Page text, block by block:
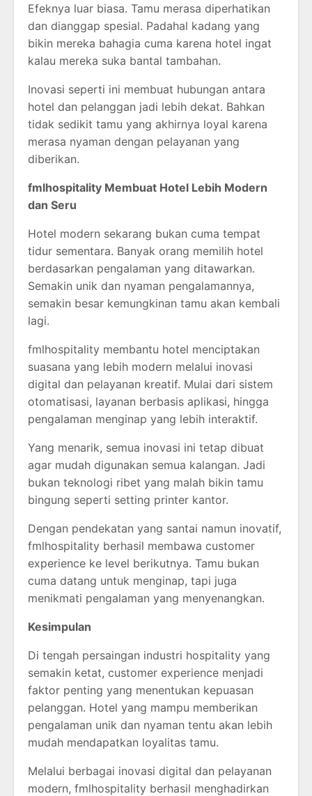
Efeknya luar biasa. Tamu merasa diperhatikan
dan dianggap spesial. Padahal kadang yang
bikin mereka bahagia cuma karena hotel ingat
kalau mereka suka bantal tambahan.
Inovasi seperti ini membuat hubungan antara
hotel dan pelanggan jadi lebih dekat. Bahkan
tidak sedikit tamu yang akhirnya loyal karena
merasa nyaman dengan pelayanan yang
diberikan.
fmlhospitality Membuat Hotel Lebih Modern
dan Seru
Hotel modern sekarang bukan cuma tempat
tidur sementara. Banyak orang memilih hotel
berdasarkan pengalaman yang ditawarkan.
Semakin unik dan nyaman pengalamannya,
semakin besar kemungkinan tamu akan kembali
lagi.
fmlhospitality membantu hotel menciptakan
suasana yang lebih modern melalui inovasi
digital dan pelayanan kreatif. Mulai dari sistem
otomatisasi, layanan berbasis aplikasi, hingga
pengalaman menginap yang lebih interaktif.
Yang menarik, semua inovasi ini tetap dibuat
agar mudah digunakan semua kalangan. Jadi
bukan teknologi ribet yang malah bikin tamu
bingung seperti setting printer kantor.
Dengan pendekatan yang santai namun inovatif,
fmlhospitality berhasil membawa customer
experience ke level berikutnya. Tamu bukan
cuma datang untuk menginap, tapi juga
menikmati pengalaman yang menyenangkan.
Kesimpulan
Di tengah persaingan industri hospitality yang
semakin ketat, customer experience menjadi
faktor penting yang menentukan kepuasan
pelanggan. Hotel yang mampu memberikan
pengalaman unik dan nyaman tentu akan lebih
mudah mendapatkan loyalitas tamu.
Melalui berbagai inovasi digital dan pelayanan
modern, fmlhospitality berhasil menghadirkan